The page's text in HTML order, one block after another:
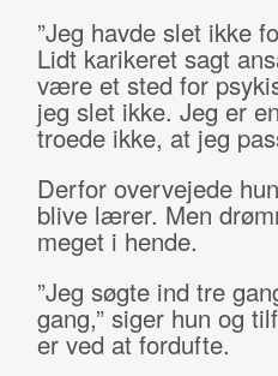
”Jeg havde slet ikke
Lidt karikeret sagt
være et sted for
jeg slet ikke. Jeg er
troede ikke, at jeg
Derfor overvejede
blive lærer. Men
meget i hende.
”Jeg søgte ind tre
gang,” siger hun og
er ved at fordufte.